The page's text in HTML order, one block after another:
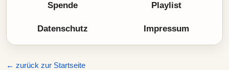
Spende Playlist
Datenschutz Impressum
← zurück zur Startseite